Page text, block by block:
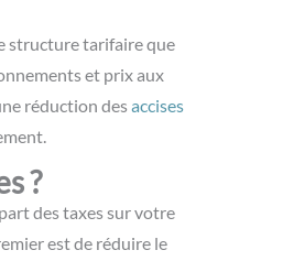
structure tarifaire que
et prix aux
réduction desaccises
?
des taxes sur votre
est de réduire le